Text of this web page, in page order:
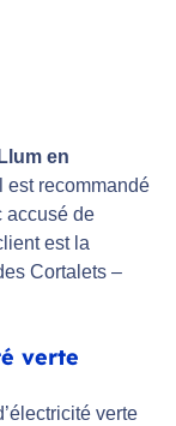
en
est recommandé
accusé de
est la
Cortalets –
verte
verte